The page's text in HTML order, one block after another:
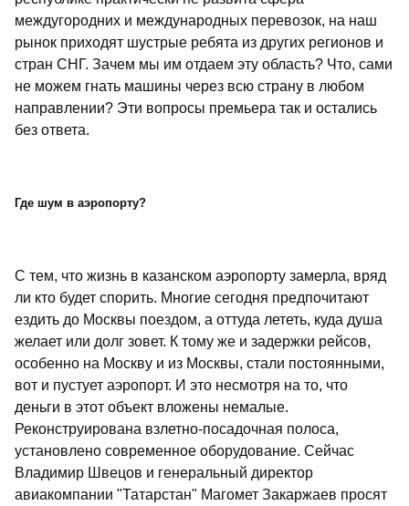
междугородних и международных перевозок, на наш
рынок приходят шустрые ребята из других регионов и
стран СНГ. Зачем мы им отдаем эту область? Что, сами
не можем гнать машины через всю страну в любом
направлении? Эти вопросы премьера так и остались
без ответа.
Где шум в аэропорту?
С тем, что жизнь в казанском аэропорту замерла, вряд
ли кто будет спорить. Многие сегодня предпочитают
ездить до Москвы поездом, а оттуда лететь, куда душа
желает или долг зовет. К тому же и задержки рейсов,
особенно на Москву и из Москвы, стали постоянными,
вот и пустует аэропорт. И это несмотря на то, что
деньги в этот объект вложены немалые.
Реконструирована взлетно-посадочная полоса,
установлено современное оборудование. Сейчас
Владимир Швецов и генеральный директор
авиакомпании "Татарстан" Магомет Закаржаев просят